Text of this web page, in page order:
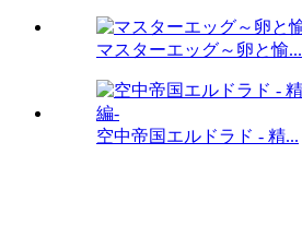
マスターエッグ～卵と愉...
空中帝国エルドラド - 精...